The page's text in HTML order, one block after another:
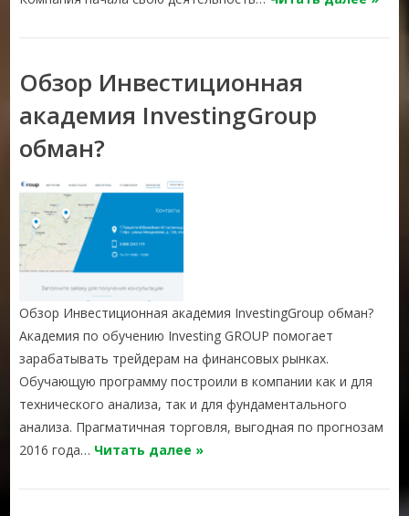
Обзор Инвестиционная
академия InvestingGroup
обман?
Обзор Инвестиционная академия InvestingGroup обман?
Академия по обучению Investing GROUP помогает
зарабатывать трейдерам на финансовых рынках.
Обучающую программу построили в компании как и для
технического анализа, так и для фундаментального
анализа. Прагматичная торговля, выгодная по прогнозам
2016 года… Читать далее »